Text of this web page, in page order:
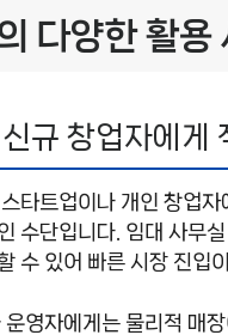
다양한 활용
규 창업자에게
타트업이나 개인 창업
수단입니다. 임대 사무
수 있어 빠른 시장 진입
영자에게는 물리적 매